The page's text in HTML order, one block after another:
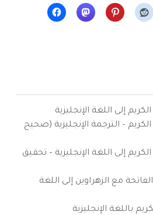
إلى اللغة الإنجليزية
– الترجمة الإنجليزية (صحيح
إلى اللغة الإنجليزية – تحقيق
مع الزهراوين إلى اللغة
باللغة الإنجليزية